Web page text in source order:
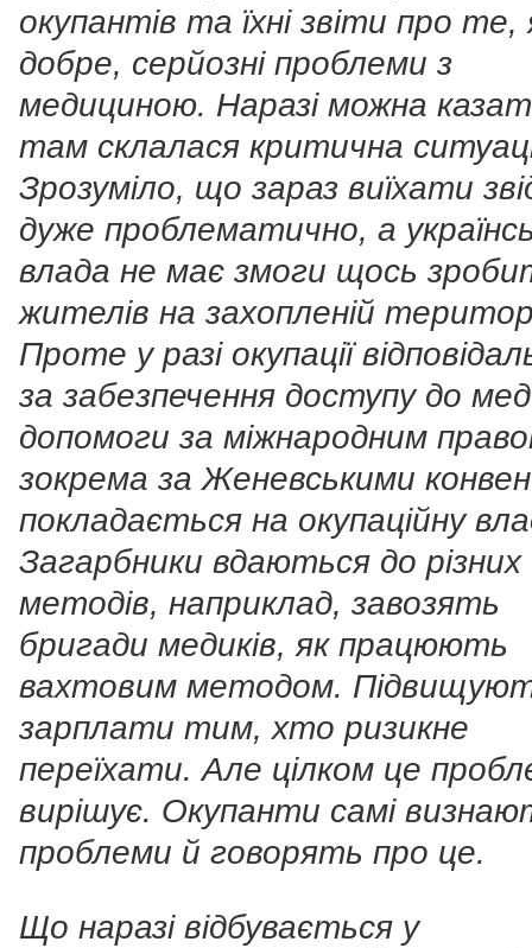
окупантів та їхні звіти про те,
добре, серйозні проблеми з
медициною. Наразі можна
там склалася критична
Зрозуміло, що зараз виїхати
дуже проблематично, а
влада не має змоги щось
жителів на захопленій
Проте у разі окупації
за забезпечення доступу до
допомоги за міжнародним
зокрема за Женевськими
покладається на окупаційну
Загарбники вдаються до різних
методів, наприклад, завозять
бригади медиків, як працюють
вахтовим методом.
зарплати тим, хто ризикне
переїхати. Але цілком це
вирішує. Окупанти самі
проблеми й говорять про це.
Що наразі відбувається у